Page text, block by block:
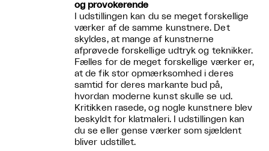
og provokerende
I udstillingen kan du se meget forskellige
værker af de samme kunstnere. Det
skyldes, at mange af kunstnerne
afprøvede forskellige udtryk og teknikker.
Fælles for de meget forskellige værker er,
at de fik stor opmærksomhed i deres
samtid for deres markante bud på,
hvordan moderne kunst skulle se ud.
Kritikken rasede, og nogle kunstnere blev
beskyldt for klatmaleri. I udstillingen kan
du se eller gense værker som sjældent
bliver udstillet.